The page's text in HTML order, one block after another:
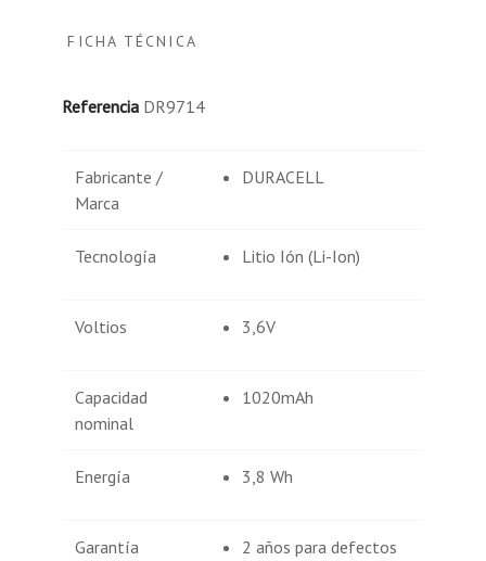
FICHA TÉCNICA
Referencia DR9714
Fabricante /
Marca
DURACELL
Tecnología Litio Ión (Li-Ion)
Voltios 3,6V
Capacidad
nominal
1020mAh
Energía 3,8 Wh
Garantía 2 años para defectos